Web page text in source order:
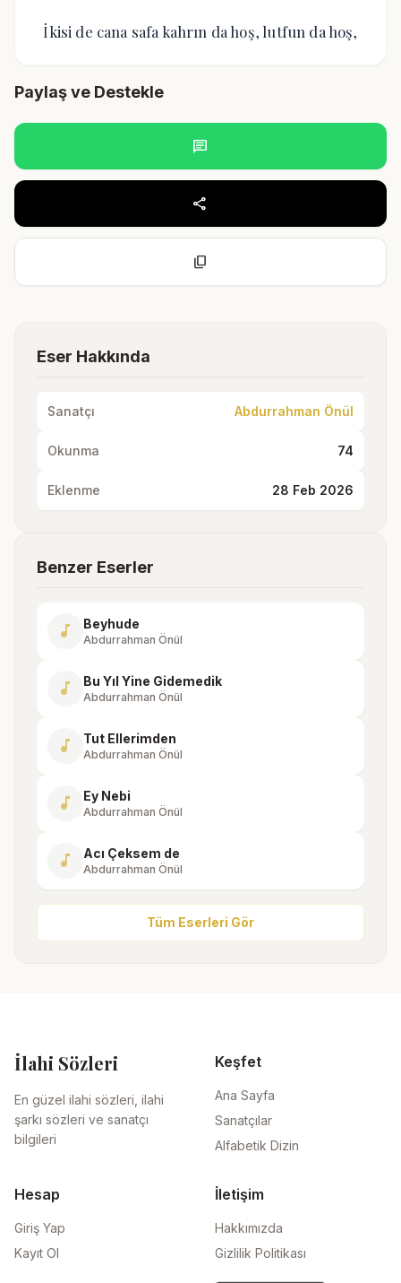
İkisi de cana safa kahrın da hoş, lutfun da hoş,
Paylaş ve Destekle
chat
share
content_copy
Eser Hakkında
Sanatçı Abdurrahman Önül
Okunma 74
Eklenme 28 Feb 2026
Benzer Eserler
music_note Beyhude
Abdurrahman Önül
music_note Bu Yıl Yine Gidemedik
Abdurrahman Önül
music_note Tut Ellerimden
Abdurrahman Önül
music_note Ey Nebi
Abdurrahman Önül
music_note Acı Çeksem de
Abdurrahman Önül
Tüm Eserleri Gör
İlahi Sözleri
En güzel ilahi sözleri, ilahi
şarkı sözleri ve sanatçı
bilgileri
Keşfet
Ana Sayfa
Sanatçılar
Alfabetik Dizin
Hesap
Giriş Yap
Kayıt Ol
İletişim
Hakkımızda
Gizlilik Politikası